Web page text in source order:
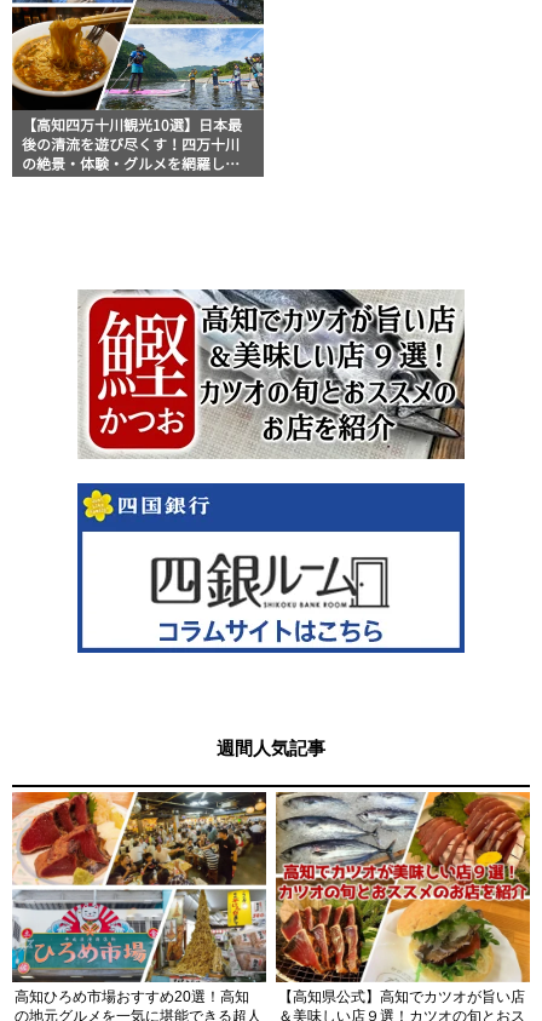
【高知四万十川観光10選】日本最
後の清流を遊び尽くす！四万十川
の絶景・体験・グルメを網羅した
週間人気記事
高知ひろめ市場おすすめ20選！高知
の地元グルメを一気に堪能できる超人
【高知県公式】高知でカツオが旨い店
＆美味しい店９選！カツオの旬とおス